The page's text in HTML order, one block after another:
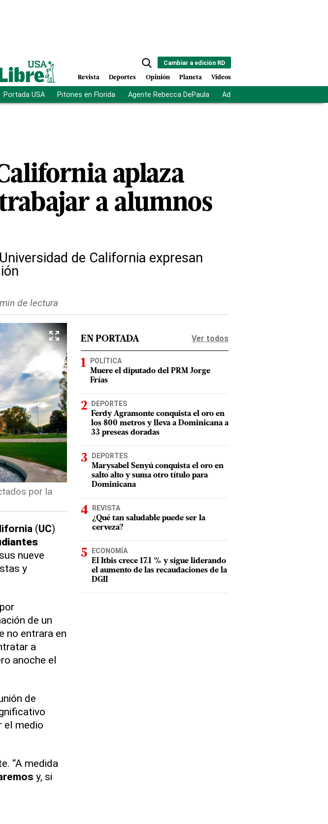
Cambiar a edición RD
Revista Deportes Opinión Planeta Videos
Portada USA Pitones en Florida Agente Rebecca DePaula Adriano Espaillat
aplaza
a alumnos
de California expresan
de lectura
por la
(UC)
nueve
y
de un
no entrara en
a
anoche el
de
el medio
“A medida
y, si
EN PORTADA Ver todos
POLÍTICA
Muere el diputado del PRM Jorge
Frías
DEPORTES
Ferdy Agramonte conquista el oro en
los 800 metros y lleva a Dominicana a
33 preseas doradas
DEPORTES
Marysabel Senyú conquista el oro en
salto alto y suma otro título para
Dominicana
REVISTA
¿Qué tan saludable puede ser la
cerveza?
ECONOMÍA
El Itbis crece 17.1 % y sigue liderando
el aumento de las recaudaciones de la
DGII